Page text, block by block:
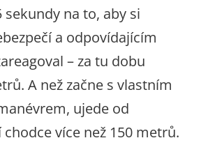
sekundy na to, aby si
a odpovídajícím
– za tu dobu
A než začne s vlastním
ujede od
více než 150 metrů.